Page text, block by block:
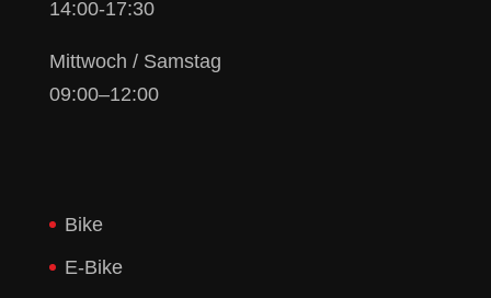
14:00-17:30
Mittwoch / Samstag
09:00–12:00
Bike
E-Bike